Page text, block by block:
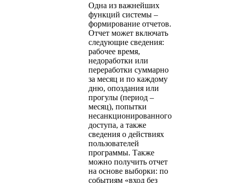
Одна из важнейших
функций системы –
формирование отчетов.
Отчет может включать
следующие сведения:
рабочее время,
недоработки или
переработки суммарно
за месяц и по каждому
дню, опоздания или
прогулы (период –
месяц), попытки
несанкционированного
доступа, а также
сведения о действиях
пользователей
программы. Также
можно получить отчет
на основе выборки: по
событиям «вход без